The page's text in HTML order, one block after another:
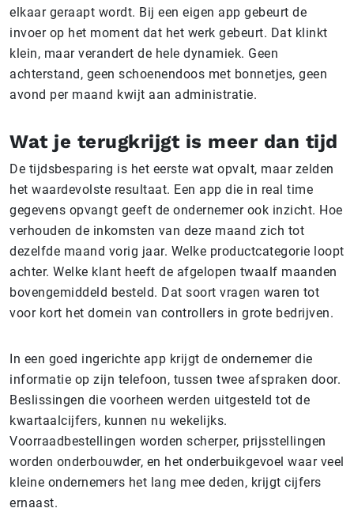
elkaar geraapt wordt. Bij een eigen app gebeurt de
invoer op het moment dat het werk gebeurt. Dat klinkt
klein, maar verandert de hele dynamiek. Geen
achterstand, geen schoenendoos met bonnetjes, geen
avond per maand kwijt aan administratie.
Wat je terugkrijgt is meer dan tijd
De tijdsbesparing is het eerste wat opvalt, maar zelden
het waardevolste resultaat. Een app die in real time
gegevens opvangt geeft de ondernemer ook inzicht. Hoe
verhouden de inkomsten van deze maand zich tot
dezelfde maand vorig jaar. Welke productcategorie loopt
achter. Welke klant heeft de afgelopen twaalf maanden
bovengemiddeld besteld. Dat soort vragen waren tot
voor kort het domein van controllers in grote bedrijven.
In een goed ingerichte app krijgt de ondernemer die
informatie op zijn telefoon, tussen twee afspraken door.
Beslissingen die voorheen werden uitgesteld tot de
kwartaalcijfers, kunnen nu wekelijks.
Voorraadbestellingen worden scherper, prijsstellingen
worden onderbouwder, en het onderbuikgevoel waar veel
kleine ondernemers het lang mee deden, krijgt cijfers
ernaast.